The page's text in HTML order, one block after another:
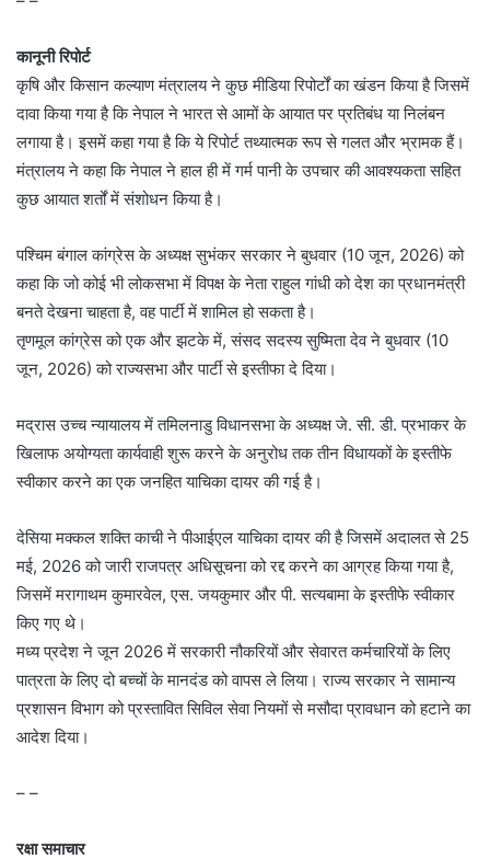
कानूनी रिपोर्ट
कृषि और किसान कल्याण मंत्रालय ने कुछ मीडिया रिपोर्टों का खंडन किया है जिसमें
दावा किया गया है कि नेपाल ने भारत से आमों के आयात पर प्रतिबंध या निलंबन
लगाया है। इसमें कहा गया है कि ये रिपोर्ट तथ्यात्मक रूप से गलत और भ्रामक हैं।
मंत्रालय ने कहा कि नेपाल ने हाल ही में गर्म पानी के उपचार की आवश्यकता सहित
कुछ आयात शर्तों में संशोधन किया है।
पश्चिम बंगाल कांग्रेस के अध्यक्ष सुभंकर सरकार ने बुधवार (10 जून, 2026) को
कहा कि जो कोई भी लोकसभा में विपक्ष के नेता राहुल गांधी को देश का प्रधानमंत्री
बनते देखना चाहता है, वह पार्टी में शामिल हो सकता है।
तृणमूल कांग्रेस को एक और झटके में, संसद सदस्य सुष्मिता देव ने बुधवार (10
जून, 2026) को राज्यसभा और पार्टी से इस्तीफा दे दिया।
मद्रास उच्च न्यायालय में तमिलनाडु विधानसभा के अध्यक्ष जे. सी. डी. प्रभाकर के
खिलाफ अयोग्यता कार्यवाही शुरू करने के अनुरोध तक तीन विधायकों के इस्तीफे
स्वीकार करने का एक जनहित याचिका दायर की गई है।
देसिया मक्कल शक्ति काची ने पीआईएल याचिका दायर की है जिसमें अदालत से 25
मई, 2026 को जारी राजपत्र अधिसूचना को रद्द करने का आग्रह किया गया है,
जिसमें मरागाथम कुमारवेल, एस. जयकुमार और पी. सत्यबामा के इस्तीफे स्वीकार
किए गए थे।
मध्य प्रदेश ने जून 2026 में सरकारी नौकरियों और सेवारत कर्मचारियों के लिए
पात्रता के लिए दो बच्चों के मानदंड को वापस ले लिया। राज्य सरकार ने सामान्य
प्रशासन विभाग को प्रस्तावित सिविल सेवा नियमों से मसौदा प्रावधान को हटाने का
आदेश दिया।
– –
रक्षा समाचार